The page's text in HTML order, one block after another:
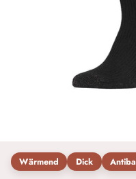
Wärmend Dick